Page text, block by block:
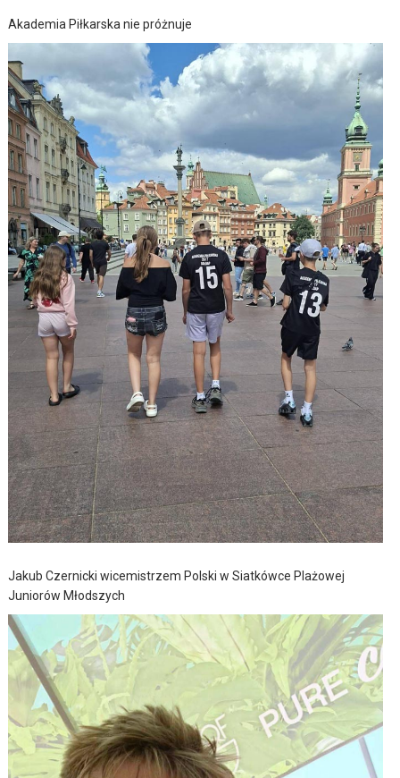
Akademia Piłkarska nie próżnuje
Jakub Czernicki wicemistrzem Polski w Siatkówce Plażowej
Juniorów Młodszych